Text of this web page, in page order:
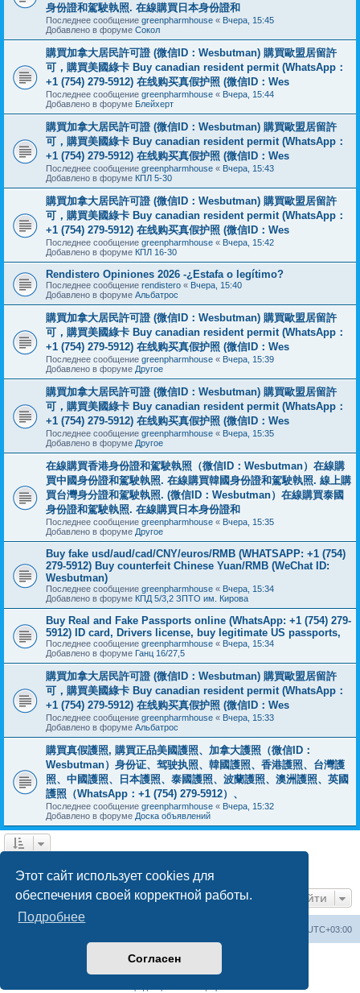
Этот сайт использует cookies для
обеспечения своей корректной работы.
Подробнее
Согласен
身份證和駕駛執照. 在線購買日本身份證和
Последнее сообщение greenpharmhouse « Вчера, 15:45
Добавлено в форуме Сокол
購買加拿大居民許可證 (微信ID：Wesbutman) 購買歐盟居留許
可，購買美國綠卡 Buy canadian resident permit (WhatsApp：
+1 (754) 279-5912) 在线购买真假护照 (微信ID：Wes
Последнее сообщение greenpharmhouse « Вчера, 15:44
Добавлено в форуме Блейхерт
購買加拿大居民許可證 (微信ID：Wesbutman) 購買歐盟居留許
可，購買美國綠卡 Buy canadian resident permit (WhatsApp：
+1 (754) 279-5912) 在线购买真假护照 (微信ID：Wes
Последнее сообщение greenpharmhouse « Вчера, 15:43
Добавлено в форуме КПЛ 5-30
購買加拿大居民許可證 (微信ID：Wesbutman) 購買歐盟居留許
可，購買美國綠卡 Buy canadian resident permit (WhatsApp：
+1 (754) 279-5912) 在线购买真假护照 (微信ID：Wes
Последнее сообщение greenpharmhouse « Вчера, 15:42
Добавлено в форуме КПЛ 16-30
Rendistero Opiniones 2026 -¿Estafa o legítimo?
Последнее сообщение rendistero « Вчера, 15:40
Добавлено в форуме Альбатрос
購買加拿大居民許可證 (微信ID：Wesbutman) 購買歐盟居留許
可，購買美國綠卡 Buy canadian resident permit (WhatsApp：
+1 (754) 279-5912) 在线购买真假护照 (微信ID：Wes
Последнее сообщение greenpharmhouse « Вчера, 15:39
Добавлено в форуме Другое
購買加拿大居民許可證 (微信ID：Wesbutman) 購買歐盟居留許
可，購買美國綠卡 Buy canadian resident permit (WhatsApp：
+1 (754) 279-5912) 在线购买真假护照 (微信ID：Wes
Последнее сообщение greenpharmhouse « Вчера, 15:35
Добавлено в форуме Другое
在線購買香港身份證和駕駛執照（微信ID：Wesbutman）在線購
買中國身份證和駕駛執照. 在線購買韓國身份證和駕駛執照. 線上購
買台灣身分證和駕駛執照. (微信ID：Wesbutman）在線購買泰國
身份證和駕駛執照. 在線購買日本身份證和
Последнее сообщение greenpharmhouse « Вчера, 15:35
Добавлено в форуме Другое
Buy fake usd/aud/cad/CNY/euros/RMB (WHATSAPP: +1 (754)
279-5912) Buy counterfeit Chinese Yuan/RMB (WeChat ID:
Wesbutman)
Последнее сообщение greenpharmhouse « Вчера, 15:34
Добавлено в форуме КПД 5/3,2 ЗПТО им. Кирова
Buy Real and Fake Passports online (WhatsApp: +1 (754) 279-
5912) ID card, Drivers license, buy legitimate US passports,
Последнее сообщение greenpharmhouse « Вчера, 15:34
Добавлено в форуме Ганц 16/27,5
購買加拿大居民許可證 (微信ID：Wesbutman) 購買歐盟居留許
可，購買美國綠卡 Buy canadian resident permit (WhatsApp：
+1 (754) 279-5912) 在线购买真假护照 (微信ID：Wes
Последнее сообщение greenpharmhouse « Вчера, 15:33
Добавлено в форуме Альбатрос
購買真假護照, 購買正品美國護照、加拿大護照（微信ID：
Wesbutman）身份证、驾驶执照、韓國護照、香港護照、台灣護
照、中國護照、日本護照、泰國護照、波蘭護照、澳洲護照、英國
護照（WhatsApp：+1 (754) 279-5912）、
Последнее сообщение greenpharmhouse « Вчера, 15:32
Добавлено в форуме Доска объявлений
Перейти
UTC+03:00
Создано на основеphpBB® Forum Software © phpBB Limited
Русская поддержка phpBB